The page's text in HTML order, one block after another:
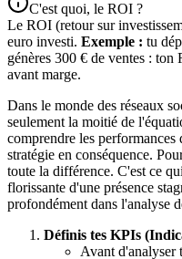
C'est quoi, le ROI ?
Le ROI (retour sur
euro investi. Exemple : tu
génères 300 € de ventes :
avant marge.
Dans le monde des réseaux
seulement la moitié de
comprendre les
stratégie en conséquence.
toute la différence. C'est ce
florissante d'une présence
profondément dans l'analyse
Définis tes KPIs
Avant d'analyser